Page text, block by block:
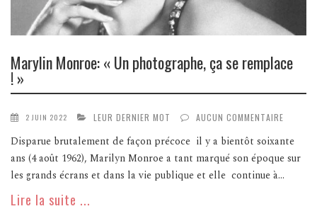
Marylin Monroe: « Un photographe, ça se remplace
! »
2 JUIN 2022 LEUR DERNIER MOT AUCUN COMMENTAIRE
Disparue brutalement de façon précoce il y a bientôt soixante
ans (4 août 1962), Marilyn Monroe a tant marqué son époque sur
les grands écrans et dans la vie publique et elle continue à...
Lire la suite ...